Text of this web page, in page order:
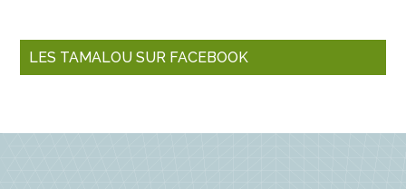
Barre
LES TAMALOU SUR FACEBOOK